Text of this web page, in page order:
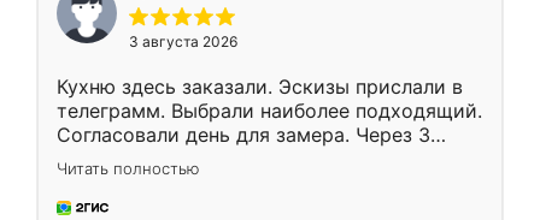
3 августа 2026
Кухню здесь заказали. Эскизы прислали в
телеграмм. Выбрали наиболее подходящий.
Согласовали день для замера. Через 3
недели кухня была уже готова. Остались
довольны работой. Спасибо Ренессанс
мебель за качественную работу!
Читать полностью